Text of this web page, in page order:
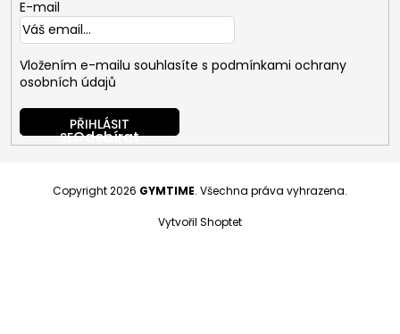
E-mail
Vložením e-mailu souhlasíte s podmínkami ochrany
osobních údajů
PŘIHLÁSIT
SE
Vytvořil Shoptet
Copyright 2026 GYMTIME. Všechna práva vyhrazena.